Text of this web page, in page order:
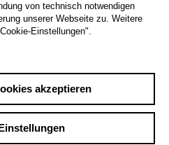
Großes Haus
von technisch notwendigen
unserer Webseite zu. Weitere
Einstellungen".
akzeptieren